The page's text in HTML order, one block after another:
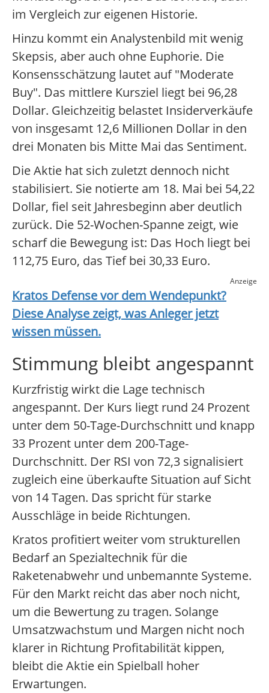
im Vergleich zur eigenen Historie.
Hinzu kommt ein Analystenbild mit wenig
Skepsis, aber auch ohne Euphorie. Die
Konsensschätzung lautet auf "Moderate
Buy". Das mittlere Kursziel liegt bei 96,28
Dollar. Gleichzeitig belastet Insiderverkäufe
von insgesamt 12,6 Millionen Dollar in den
drei Monaten bis Mitte Mai das Sentiment.
Die Aktie hat sich zuletzt dennoch nicht
stabilisiert. Sie notierte am 18. Mai bei 54,22
Dollar, fiel seit Jahresbeginn aber deutlich
zurück. Die 52-Wochen-Spanne zeigt, wie
scharf die Bewegung ist: Das Hoch liegt bei
112,75 Euro, das Tief bei 30,33 Euro.
Anzeige
Kratos Defensevor dem Wendepunkt?
Diese Analyse zeigt, was Anleger jetzt
wissen müssen.
Stimmung bleibt angespannt
Kurzfristig wirkt die Lage technisch
angespannt. Der Kurs liegt rund 24 Prozent
unter dem 50-Tage-Durchschnitt und knapp
33 Prozent unter dem 200-Tage-
Durchschnitt. Der RSI von 72,3 signalisiert
zugleich eine überkaufte Situation auf Sicht
von 14 Tagen. Das spricht für starke
Ausschläge in beide Richtungen.
Kratos profitiert weiter vom strukturellen
Bedarf an Spezialtechnik für die
Raketenabwehr und unbemannte Systeme.
Für den Markt reicht das aber noch nicht,
um die Bewertung zu tragen. Solange
Umsatzwachstum und Margen nicht noch
klarer in Richtung Profitabilität kippen,
bleibt die Aktie ein Spielball hoher
Erwartungen.